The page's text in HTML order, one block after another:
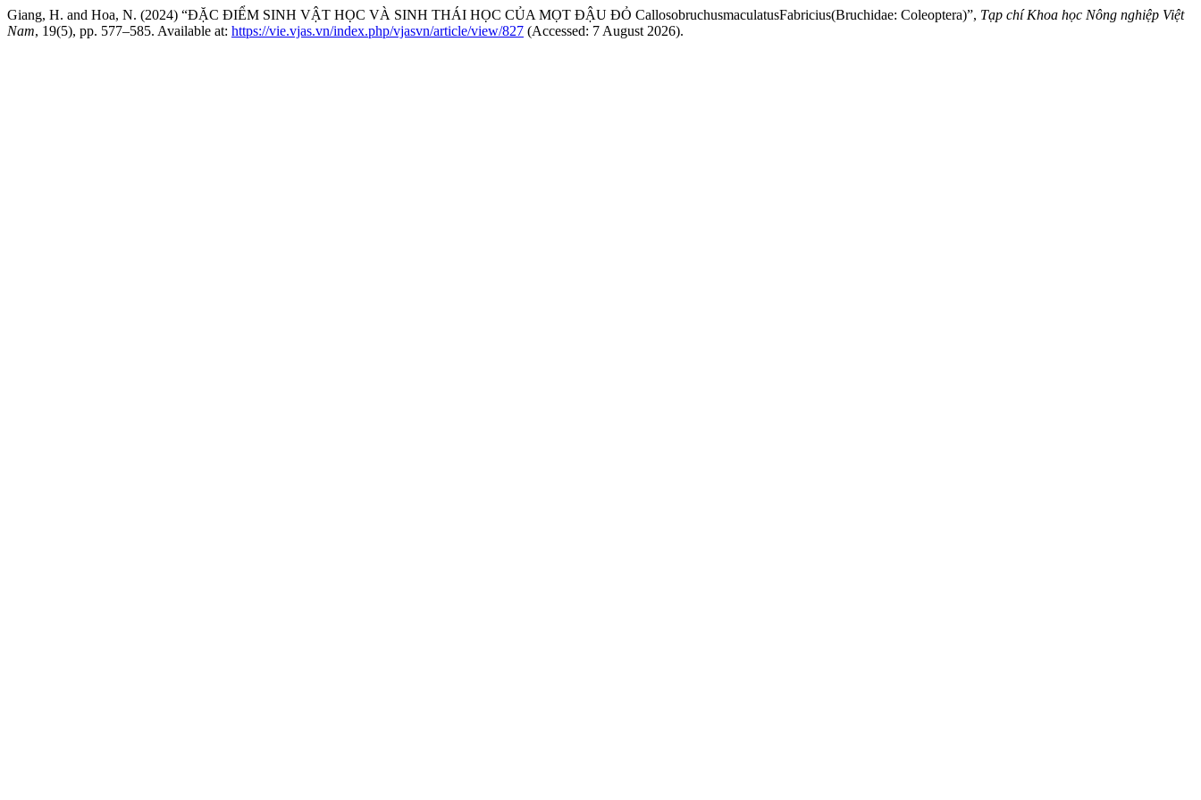
Giang, H. and Hoa, N. (2024) “ĐẶC ĐIỂM SINH VẬT HỌC VÀ SINH THÁI HỌC CỦA MỌT ĐẬU ĐỎ CallosobruchusmaculatusFabricius(Bruchidae: Coleoptera)”, Tạp chí Khoa học Nông nghiệp Việt
Nam, 19(5), pp. 577–585. Available at: https://vie.vjas.vn/index.php/vjasvn/article/view/827 (Accessed: 7 August 2026).